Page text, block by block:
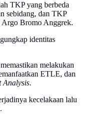
TKP yang berbeda
sebidang, dan TKP
Bromo Anggrek.
identitas
melakukan
ETLE, dan
Analysis.
kecelakaan lalu